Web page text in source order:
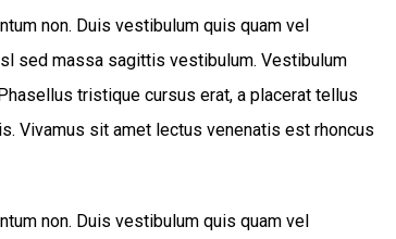
non. Duis vestibulum quis quam vel
sed massa sagittis vestibulum. Vestibulum
tristique cursus erat, a placerat tellus
Vivamus sit amet lectus venenatis est rhoncus
non. Duis vestibulum quis quam vel